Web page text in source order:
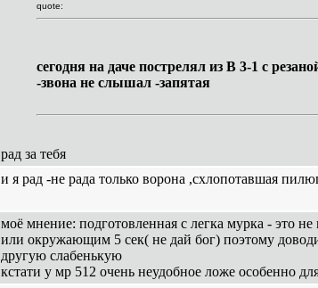
quote:
сегодня на даче пострелял из В 3-1 с
-звона не слышал -запятая
рад за тебя
и я рад -не рада только ворона ,схлопотавшая
моё мнение: подготовленная с легка мурка - это
или окружающим 5 сек( не дай бог) поэтому
другую слабенькую
кстати у мр 512 очень неудобное ложе особенно